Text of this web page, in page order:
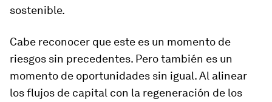
sostenible.
Cabe reconocer que este es un momento de
riesgos sin precedentes. Pero también es un
momento de oportunidades sin igual. Al alinear
los flujos de capital con la regeneración de los